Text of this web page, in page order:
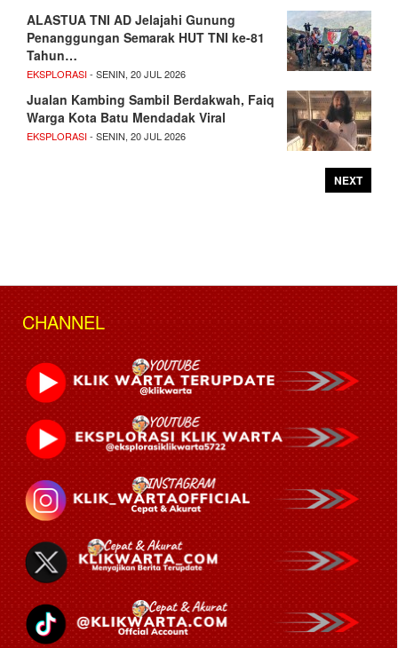
ALASTUA TNI AD Jelajahi Gunung
Penanggungan Semarak HUT TNI ke-81
Tahun…
EKSPLORASI- SENIN, 20 JUL 2026
Jualan Kambing Sambil Berdakwah, Faiq
Warga Kota Batu Mendadak Viral
EKSPLORASI- SENIN, 20 JUL 2026
NEXT
CHANNEL